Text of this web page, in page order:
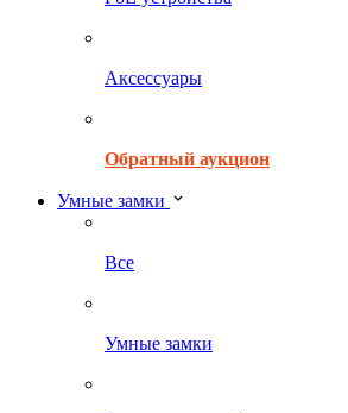
Аксессуары
Обратный аукцион
Умные замки
Все
Умные замки